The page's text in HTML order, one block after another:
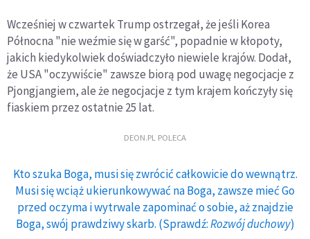
Wcześniej w czwartek Trump ostrzegał, że jeśli Korea
Północna "nie weźmie się w garść", popadnie w kłopoty,
jakich kiedykolwiek doświadczyło niewiele krajów. Dodał,
że USA "oczywiście" zawsze biorą pod uwagę negocjacje z
Pjongjangiem, ale że negocjacje z tym krajem kończyły się
fiaskiem przez ostatnie 25 lat.
DEON.PL POLECA
Kto szuka Boga, musi się zwrócić całkowicie do wewnątrz.
Musi się wciąż ukierunkowywać na Boga, zawsze mieć Go
przed oczyma i wytrwale zapominać o sobie, aż znajdzie
Boga, swój prawdziwy skarb. (Sprawdź:Rozwój duchowy)